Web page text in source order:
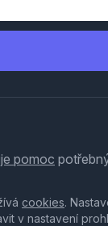
pomoc
cookies.
v nastavení